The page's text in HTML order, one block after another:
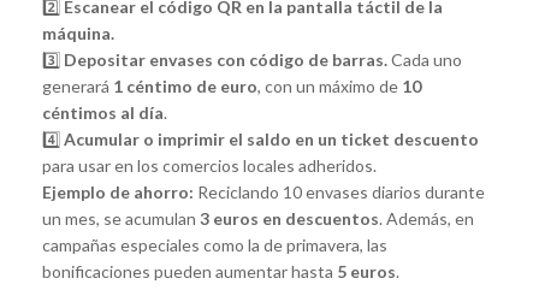
2️⃣ Escanear el código QR en la pantalla táctil de la
máquina.
3️⃣ Depositar envases con código de barras.Cada uno
generará 1 céntimo de euro, con un máximo de 10
céntimos al día.
4️⃣ Acumular o imprimir el saldo en un ticket descuento
para usar en los comercios locales adheridos.
Ejemplo de ahorro: Reciclando 10 envases diarios durante
un mes, se acumulan 3 euros en descuentos. Además, en
campañas especiales como la de primavera, las
bonificaciones pueden aumentar hasta 5 euros.